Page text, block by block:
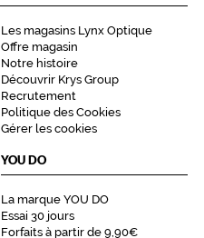
Les magasins Lynx Optique
Offre magasin
Notre histoire
Découvrir Krys Group
Recrutement
Politique des Cookies
Gérer les cookies
YOU DO
La marque YOU DO
Essai 30 jours
Forfaits à partir de 9,90€